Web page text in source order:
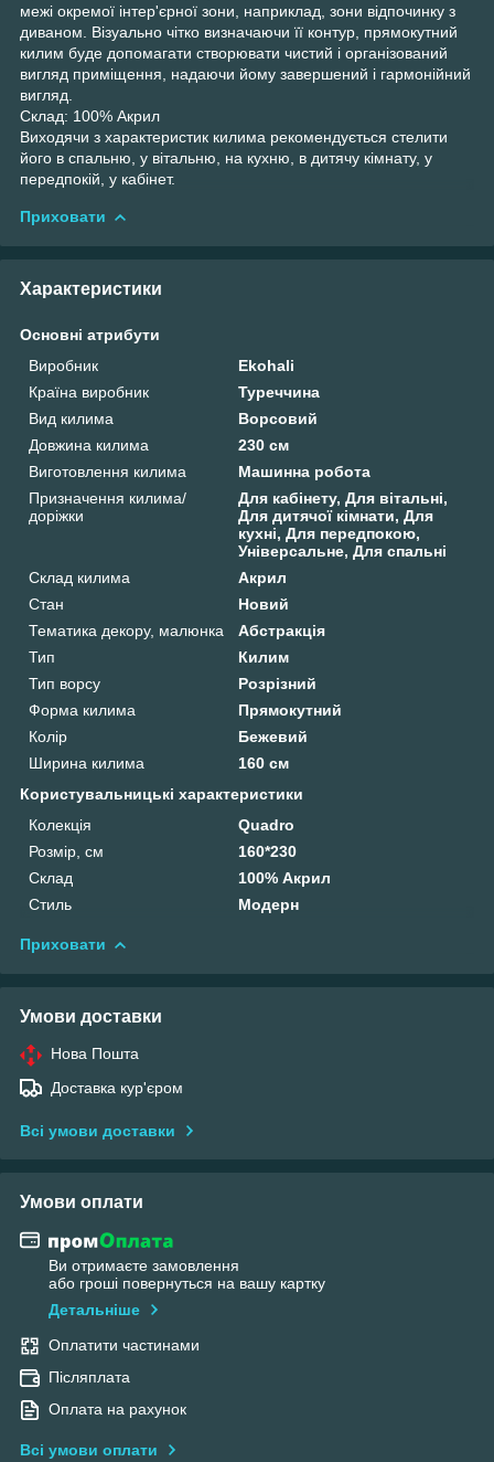
межі окремої інтер'єрної зони, наприклад, зони відпочинку з
диваном. Візуально чітко визначаючи її контур, прямокутний
килим буде допомагати створювати чистий і організований
вигляд приміщення, надаючи йому завершений і гармонійний
вигляд.
Склад: 100% Акрил
Виходячи з характеристик килима рекомендується стелити
його в спальню, у вітальню, на кухню, в дитячу кімнату, у
передпокій, у кабінет.
Приховати
Характеристики
Основні атрибути
Виробник
Ekohali
Країна виробник
Туреччина
Вид килима
Ворсовий
Довжина килима
230 см
Виготовлення килима
Машинна робота
Призначення килима/
доріжки
Для кабінету, Для вітальні,
Для дитячої кімнати, Для
кухні, Для передпокою,
Універсальне, Для спальні
Склад килима
Акрил
Стан
Новий
Тематика декору, малюнка
Абстракція
Тип
Килим
Тип ворсу
Розрізний
Форма килима
Прямокутний
Колір
Бежевий
Ширина килима
160 см
Користувальницькі характеристики
Колекція
Quadro
Розмір, см
160*230
Склад
100% Акрил
Стиль
Модерн
Приховати
Умови доставки
Нова Пошта
Доставка кур'єром
Всі умови доставки
Умови оплати
Ви отримаєте замовлення
або гроші повернуться на вашу картку
Детальніше
Оплатити частинами
Післяплата
Оплата на рахунок
Всі умови оплати